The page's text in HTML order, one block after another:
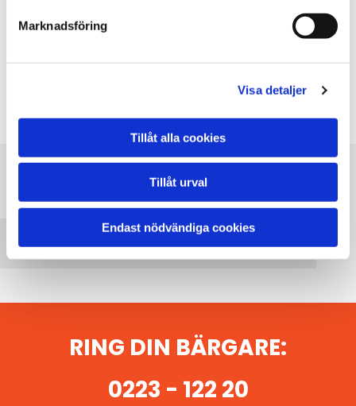
Marknadsföring
Visa detaljer
Tillåt alla cookies
Tillåt urval
Endast nödvändiga cookies
Dygnet runt
Assist dygnet runt! Vi finns i Mälardalen och Södermanland. Vi
Vänligen acceptera marknadsföringscookies
Accept cookies
RING DIN BÄRGARE:
0223 - 122 20